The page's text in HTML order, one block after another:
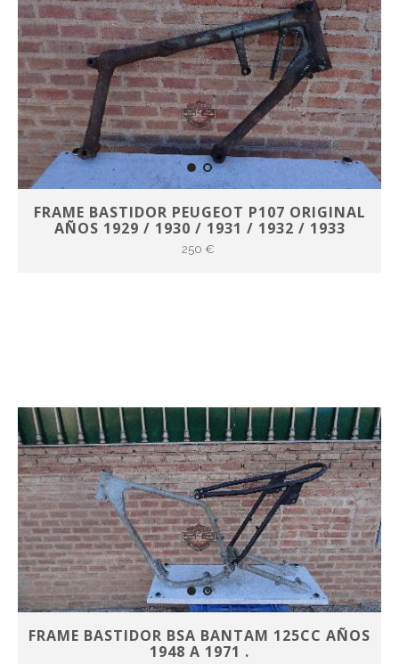
FRAME BASTIDOR PEUGEOT P107 ORIGINAL
AÑOS 1929 / 1930 / 1931 / 1932 / 1933
250 €
FRAME BASTIDOR BSA BANTAM 125CC AÑOS
1948 A 1971 .